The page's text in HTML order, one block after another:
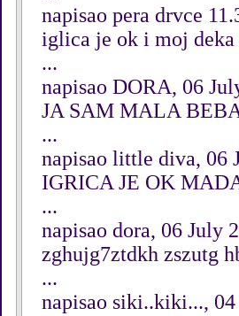
napisao pera drvce
iglica je ok i moj
...
napisao DORA, 06
JA SAM MALA
...
napisao little diva, 06
IGRICA JE OK
...
napisao dora, 06 July
zghujg7ztdkh zszutg
...
napisao siki..kiki...,